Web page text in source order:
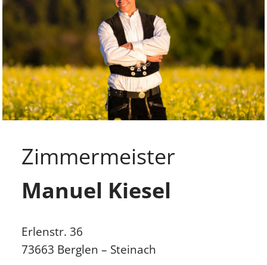
Zimmer­meister
Manuel Kiesel
Erlenstr. 36
73663 Berglen – Steinach